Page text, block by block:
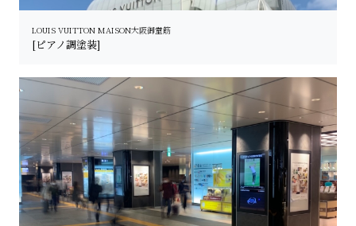
LOUIS VUITTON MAISON大阪御堂筋
[ピアノ調塗装]